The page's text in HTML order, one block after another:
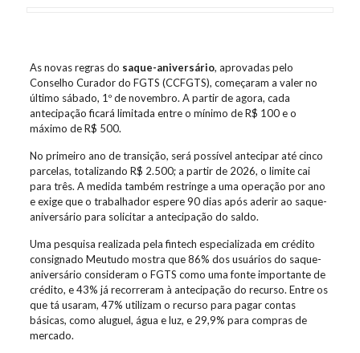
As novas regras do saque-aniversário, aprovadas pelo
Conselho Curador do FGTS (CCFGTS), começaram a valer no
último sábado, 1º de novembro. A partir de agora, cada
antecipação ficará limitada entre o mínimo de R$ 100 e o
máximo de R$ 500.
No primeiro ano de transição, será possível antecipar até cinco
parcelas, totalizando R$ 2.500; a partir de 2026, o limite cai
para três. A medida também restringe a uma operação por ano
e exige que o trabalhador espere 90 dias após aderir ao saque-
aniversário para solicitar a antecipação do saldo.
Uma pesquisa realizada pela fintech especializada em crédito
consignado Meutudo mostra que 86% dos usuários do saque-
aniversário consideram o FGTS como uma fonte importante de
crédito, e 43% já recorreram à antecipação do recurso. Entre os
que tá usaram, 47% utilizam o recurso para pagar contas
básicas, como aluguel, água e luz, e 29,9% para compras de
mercado.